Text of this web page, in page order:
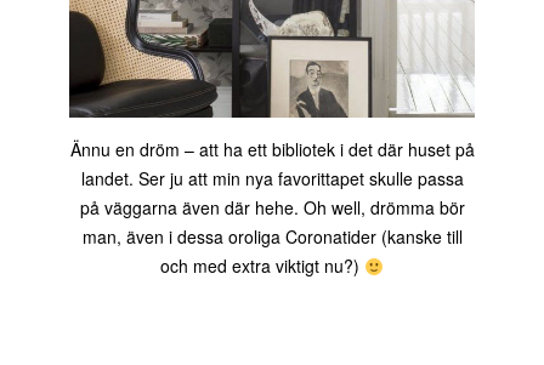
Ännu en dröm – att ha ett bibliotek i det där huset på
landet. Ser ju att min nya favorittapet skulle passa
på väggarna även där hehe. Oh well, drömma bör
man, även i dessa oroliga Coronatider (kanske till
och med extra viktigt nu?)